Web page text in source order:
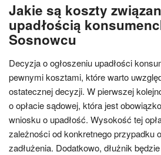
Jakie są koszty
upadłością
Sosnowcu
Decyzja o ogłoszeniu upadłości
pewnymi kosztami, które warto
ostatecznej decyzji. W pierwszej
o opłacie sądowej, która jest
wniosku o upadłość. Wysokość tej
zależności od konkretnego przypadku
zadłużenia. Dodatkowo, dłużnik